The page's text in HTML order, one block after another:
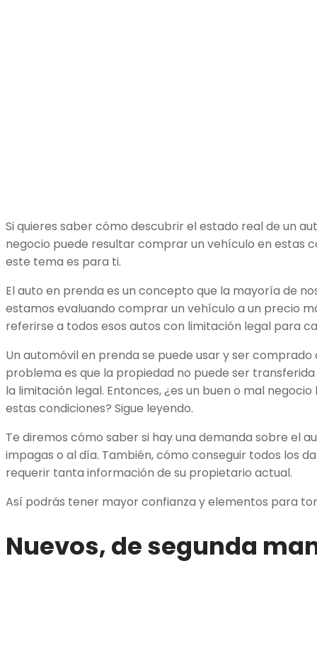
Si quieres saber cómo descubrir el estado real de un
negocio puede resultar comprar un vehículo en estas
este tema es para ti.
El auto en prenda es un concepto que la mayoría de
estamos evaluando comprar un vehículo a un precio
referirse a todos esos autos con limitación legal para
Un automóvil en prenda se puede usar y ser comprado
problema es que la propiedad no puede ser
la limitación legal. Entonces, ¿es un buen o mal
estas condiciones? Sigue leyendo.
Te diremos cómo saber si hay una demanda sobre el
impagas o al día. También, cómo conseguir todos los
requerir tanta información de su propietario actual.
Así podrás tener mayor confianza y elementos para
Nuevos, de segunda